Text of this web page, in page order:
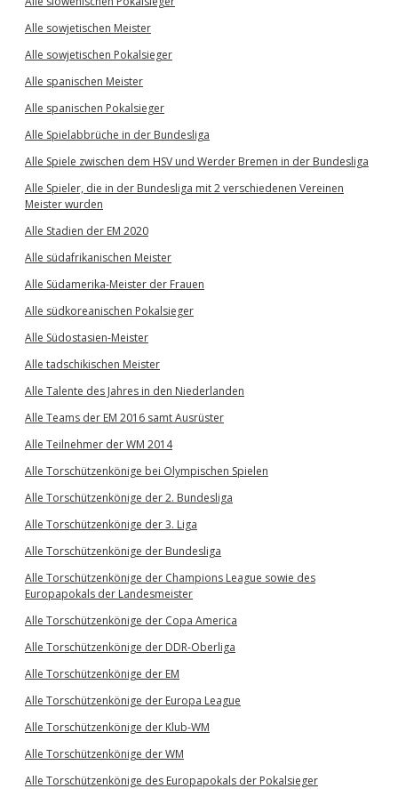
Alle sowjetischen Meister
Alle sowjetischen Pokalsieger
Alle spanischen Meister
Alle spanischen Pokalsieger
Alle Spielabbrüche in der Bundesliga
Alle Spiele zwischen dem HSV und Werder Bremen in der Bundesliga
Alle Spieler, die in der Bundesliga mit 2 verschiedenen Vereinen
Meister wurden
Alle Stadien der EM 2020
Alle südafrikanischen Meister
Alle Südamerika-Meister der Frauen
Alle südkoreanischen Pokalsieger
Alle Südostasien-Meister
Alle tadschikischen Meister
Alle Talente des Jahres in den Niederlanden
Alle Teams der EM 2016 samt Ausrüster
Alle Teilnehmer der WM 2014
Alle Torschützenkönige bei Olympischen Spielen
Alle Torschützenkönige der 2. Bundesliga
Alle Torschützenkönige der 3. Liga
Alle Torschützenkönige der Bundesliga
Alle Torschützenkönige der Champions League sowie des
Europapokals der Landesmeister
Alle Torschützenkönige der Copa America
Alle Torschützenkönige der DDR-Oberliga
Alle Torschützenkönige der EM
Alle Torschützenkönige der Europa League
Alle Torschützenkönige der Klub-WM
Alle Torschützenkönige der WM
Alle Torschützenkönige des Europapokals der Pokalsieger